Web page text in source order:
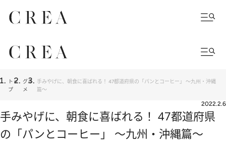
トッ
プ
グル
メ
手みやげに、朝食に喜ばれる！ 47都道府県の「パンとコーヒー」 ～九州・沖縄
篇～
2022.2.6
手みやげに、朝食に喜ばれる！ 47都道府県
の「パンとコーヒー」 ～九州・沖縄篇～